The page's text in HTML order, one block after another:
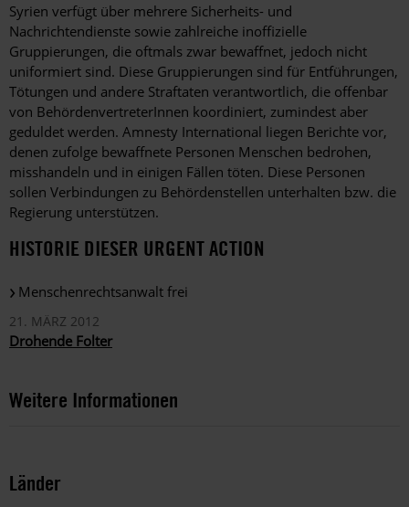
Syrien verfügt über mehrere Sicherheits- und
Nachrichtendienste sowie zahlreiche inoffizielle
Gruppierungen, die oftmals zwar bewaffnet, jedoch nicht
uniformiert sind. Diese Gruppierungen sind für Entführungen,
Tötungen und andere Straftaten verantwortlich, die offenbar
von BehördenvertreterInnen koordiniert, zumindest aber
geduldet werden. Amnesty International liegen Berichte vor,
denen zufolge bewaffnete Personen Menschen bedrohen,
misshandeln und in einigen Fällen töten. Diese Personen
sollen Verbindungen zu Behördenstellen unterhalten bzw. die
Regierung unterstützen.
HISTORIE DIESER URGENT ACTION
Menschenrechtsanwalt frei
21. MÄRZ 2012
Drohende Folter
Weitere Informationen
Länder